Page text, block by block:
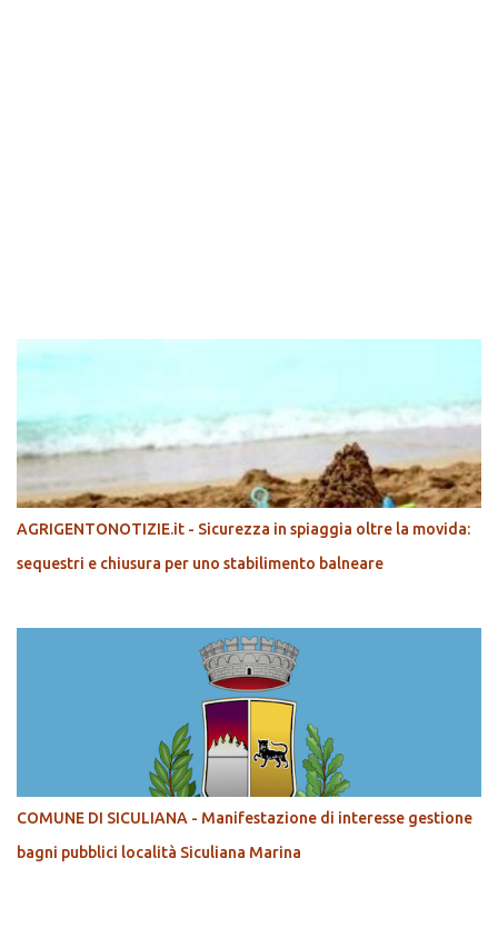
AGRIGENTONOTIZIE.it - Sicurezza in spiaggia oltre la movida:
sequestri e chiusura per uno stabilimento balneare
COMUNE DI SICULIANA - Manifestazione di interesse gestione
bagni pubblici località Siculiana Marina